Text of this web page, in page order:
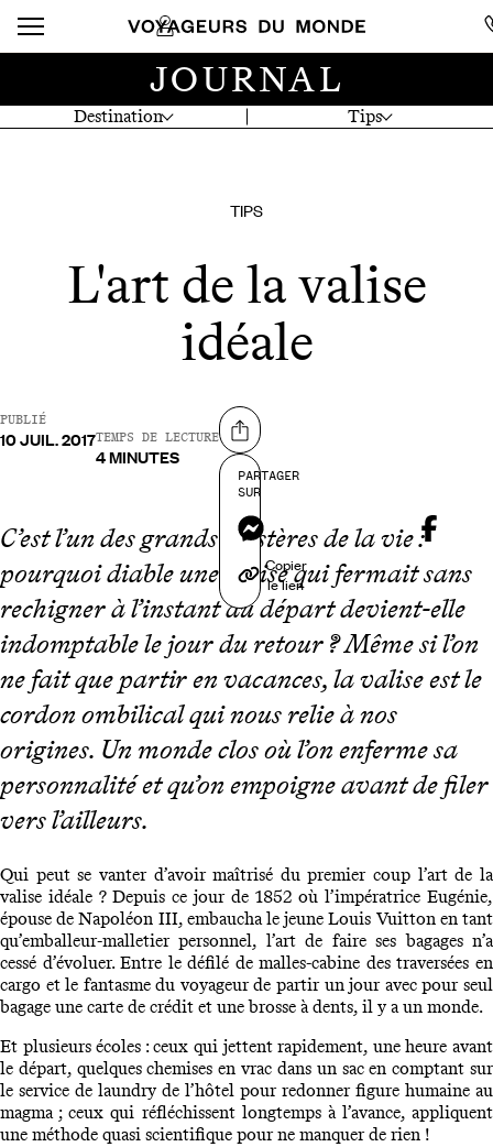
Destination Tips
JOURNAL
TIPS
L'art de la valise
idéale
PUBLIÉ
10 JUIL. 2017TEMPS DE LECTURE
4 MINUTES
Partager sur
PARTAGER
SUR
Messenger
Copier
le lien
C’est l’un des grands mystères de la vie :
pourquoi diable une valise qui fermait sans
rechigner à l’instant du départ devient-elle
indomptable le jour du retour ? Même si l’on
ne fait que partir en vacances, la valise est le
cordon ombilical qui nous relie à nos
origines. Un monde clos où l’on enferme sa
personnalité et qu’on empoigne avant de filer
vers l’ailleurs.
Qui peut se vanter d’avoir maîtrisé du premier coup l’art de la
valise idéale ? Depuis ce jour de 1852 où l’impératrice Eugénie,
épouse de Napoléon III, embaucha le jeune Louis Vuitton en tant
qu’emballeur-malletier personnel, l’art de faire ses bagages n’a
cessé d’évoluer. Entre le défilé de malles-cabine des traversées en
cargo et le fantasme du voyageur de partir un jour avec pour seul
bagage une carte de crédit et une brosse à dents, il y a un monde.
Et plusieurs écoles : ceux qui jettent rapidement, une heure avant
le départ, quelques chemises en vrac dans un sac en comptant sur
le service de laundry de l’hôtel pour redonner figure humaine au
magma ; ceux qui réfléchissent longtemps à l’avance, appliquent
une méthode quasi scientifique pour ne manquer de rien !